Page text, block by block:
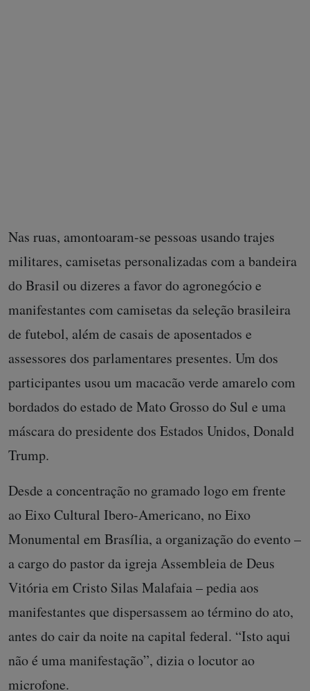
Nas ruas, amontoaram-se pessoas usando trajes
militares, camisetas personalizadas com a bandeira
do Brasil ou dizeres a favor do agronegócio e
manifestantes com camisetas da seleção brasileira
de futebol, além de casais de aposentados e
assessores dos parlamentares presentes. Um dos
participantes usou um macacão verde amarelo com
bordados do estado de Mato Grosso do Sul e uma
máscara do presidente dos Estados Unidos, Donald
Trump.
Desde a concentração no gramado logo em frente
ao Eixo Cultural Ibero-Americano, no Eixo
Monumental em Brasília, a organização do evento –
a cargo do pastor da igreja Assembleia de Deus
Vitória em Cristo Silas Malafaia – pedia aos
manifestantes que dispersassem ao término do ato,
antes do cair da noite na capital federal. “Isto aqui
não é uma manifestação”, dizia o locutor ao
microfone.